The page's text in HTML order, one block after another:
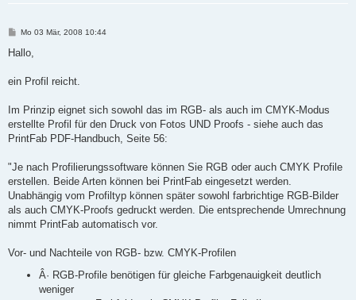
B
i
a
Mo 03 Mär, 2008 10:44
Hallo,
ein Profil reicht.
Im Prinzip eignet sich sowohl das im RGB- als auch im CMYK-Modus
erstellte Profil für den Druck von Fotos UND Proofs - siehe auch das
PrintFab PDF-Handbuch, Seite 56:
"Je nach Profilierungssoftware können Sie RGB oder auch CMYK Profile
erstellen. Beide Arten können bei PrintFab eingesetzt werden.
Unabhängig vom Profiltyp können später sowohl farbrichtige RGB-Bilder
als auch CMYK-Proofs gedruckt werden. Die entsprechende Umrechnung
nimmt PrintFab automatisch vor.
Vor- und Nachteile von RGB- bzw. CMYK-Profilen
Â· RGB-Profile benötigen für gleiche Farbgenauigkeit deutlich
weniger